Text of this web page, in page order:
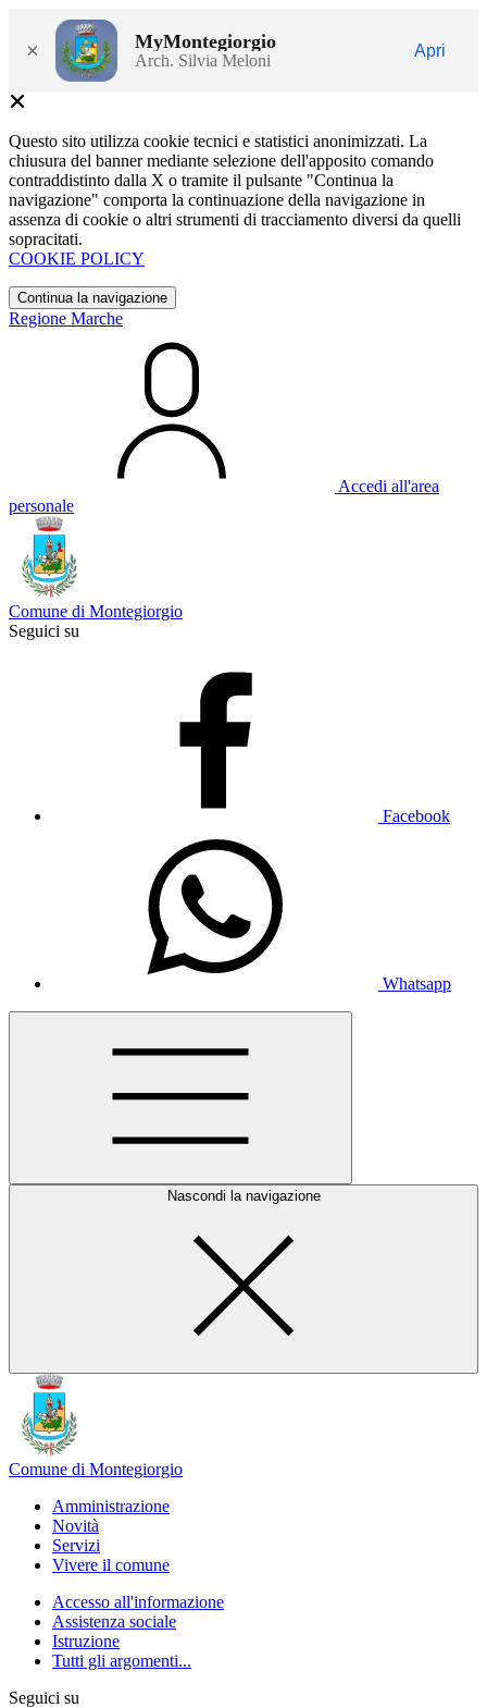
× MyMontegiorgio
Arch. Silvia Meloni
Apri
Questo sito utilizza cookie tecnici e statistici anonimizzati. La
chiusura del banner mediante selezione dell'apposito comando
contraddistinto dalla X o tramite il pulsante "Continua la
navigazione" comporta la continuazione della navigazione in
assenza di cookie o altri strumenti di tracciamento diversi da quelli
sopracitati.
COOKIE POLICY
Continua la navigazione
Regione Marche
Accedi all'area
personale
Comune di Montegiorgio
Seguici su
Facebook
Whatsapp
Nascondi la navigazione
Comune di Montegiorgio
Amministrazione
Novità
Servizi
Vivere il comune
Accesso all'informazione
Assistenza sociale
Istruzione
Tutti gli argomenti...
Seguici su